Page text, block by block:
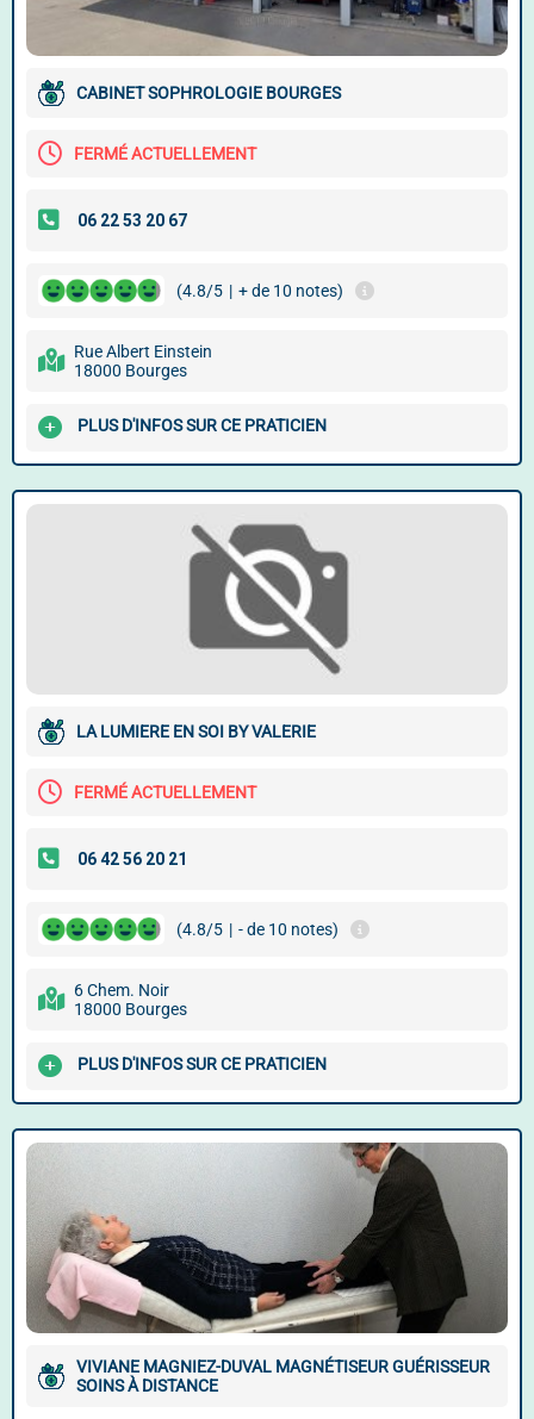
CABINET SOPHROLOGIE BOURGES
FERMÉ ACTUELLEMENT
(4.8/5 | + de 10 notes)
Rue Albert Einstein
18000 Bourges
PLUS D'INFOS SUR CE PRATICIEN
LA LUMIERE EN SOI BY VALERIE
FERMÉ ACTUELLEMENT
(4.8/5 | - de 10 notes)
6 Chem. Noir
18000 Bourges
PLUS D'INFOS SUR CE PRATICIEN
VIVIANE MAGNIEZ-DUVAL MAGNÉTISEUR GUÉRISSEUR
SOINS À DISTANCE